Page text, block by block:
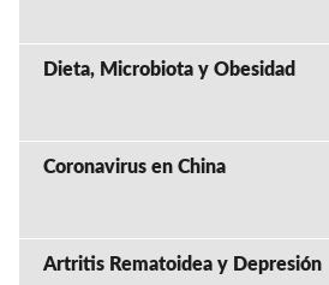
Dieta, Microbiota y Obesidad
Coronavirus en China
Artritis Rematoidea y Depresión